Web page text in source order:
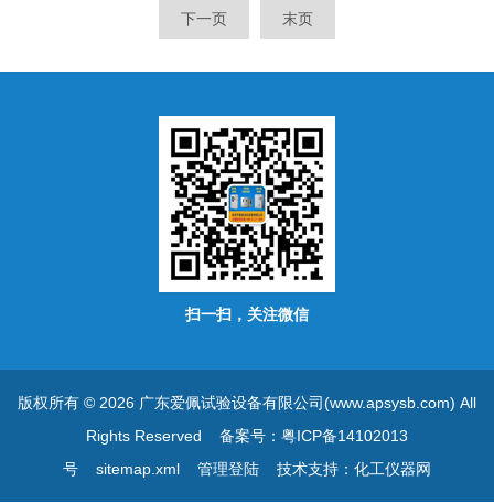
工及环境设备组装生产线，充
下一页 末页
扫一扫，关注微信
版权所有 © 2026 广东爱佩试验设备有限公司(www.apsysb.com) All
Rights Reserved 备案号：粤ICP备14102013
号
sitemap.xml 管理登陆技术支持： 化工仪器网